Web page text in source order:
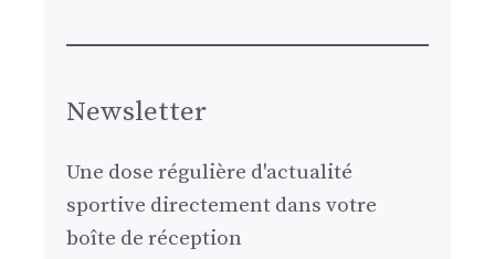
Newsletter
Une dose régulière d'actualité
sportive directement dans votre
boîte de réception